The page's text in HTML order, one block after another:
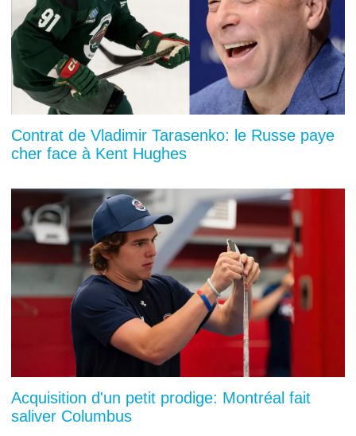
Contrat de Vladimir Tarasenko: le Russe paye
cher face à Kent Hughes
Acquisition d'un petit prodige: Montréal fait
saliver Columbus